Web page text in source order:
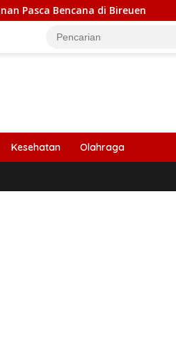
di Bireuen Wapres
Kesehatan Olahraga